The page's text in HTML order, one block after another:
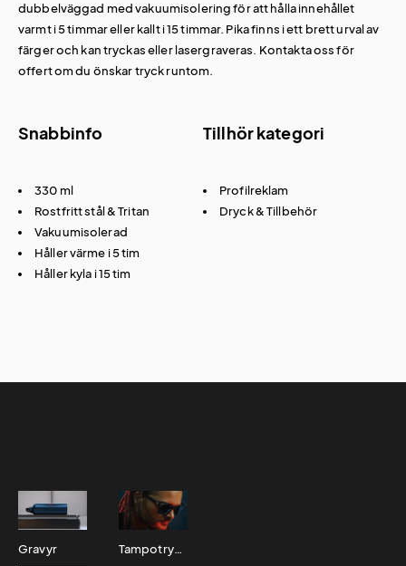
dubbelväggad med vakuumisolering för att hålla innehållet
varmt i 5 timmar eller kallt i 15 timmar. Pika finns i ett brett urval av
färger och kan tryckas eller lasergraveras. Kontakta oss för
offert om du önskar tryck runtom.
Snabbinfo
330 ml
Rostfritt stål & Tritan
Vakuumisolerad
Håller värme i 5 tim
Håller kyla i 15 tim
Tillhör kategori
Profilreklam
Dryck & Tillbehör
Gravyr Tampotryck